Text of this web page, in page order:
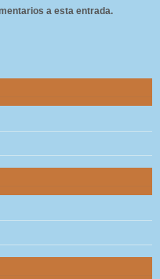
a esta entrada.